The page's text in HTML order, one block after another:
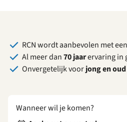
RCN wordt aanbevolen met een
Al meer dan70 jaarervaring in
Onvergetelijk voorjong en oud
Wanneer wil je komen?